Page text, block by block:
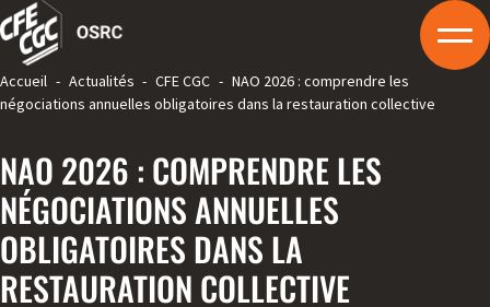
Accueil - Actualités - CFE CGC - NAO 2026 : comprendre les
négociations annuelles obligatoires dans la restauration collective
NAO 2026 : COMPRENDRE LES
NÉGOCIATIONS ANNUELLES
OBLIGATOIRES DANS LA
RESTAURATION COLLECTIVE